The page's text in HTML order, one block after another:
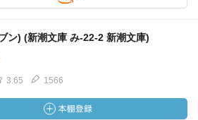
ン) (新潮文庫 み-22-2 新潮文庫)
3.65 1566